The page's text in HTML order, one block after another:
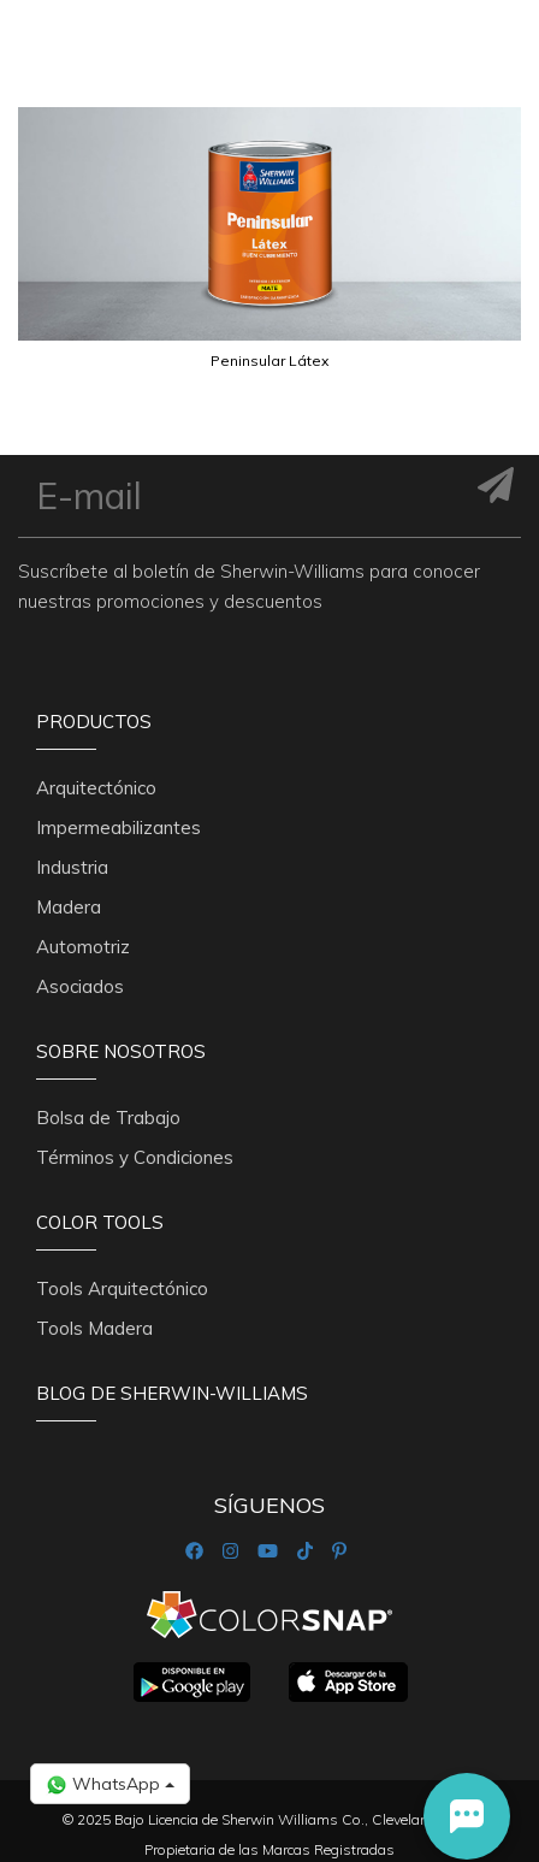
WhatsApp
Peninsular Látex
Suscríbete al boletín de Sherwin-Williams para conocer
nuestras promociones y descuentos
PRODUCTOS
Arquitectónico
Impermeabilizantes
Industria
Madera
Automotriz
Asociados
SOBRE NOSOTROS
Bolsa de Trabajo
Términos y Condiciones
COLOR TOOLS
Tools Arquitectónico
Tools Madera
BLOG DE SHERWIN-WILLIAMS
SÍGUENOS
© 2025 Bajo Licencia de Sherwin Williams Co., Cleveland Ohio,
Propietaria de las Marcas Registradas